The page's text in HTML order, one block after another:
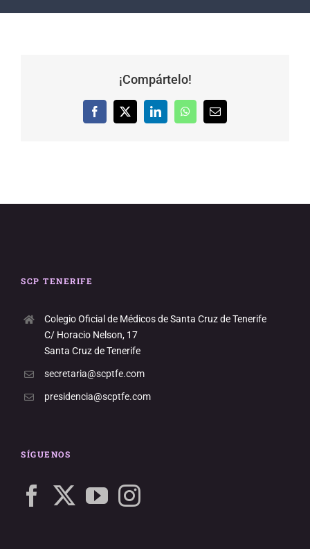
¡Compártelo!
Facebook
X LinkedInWhatsAppCorreo
electrónico
SCP TENERIFE
Colegio Oficial de Médicos de Santa Cruz de Tenerife
C/ Horacio Nelson, 17
Santa Cruz de Tenerife
secretaria@scptfe.com
presidencia@scptfe.com
SÍGUENOS